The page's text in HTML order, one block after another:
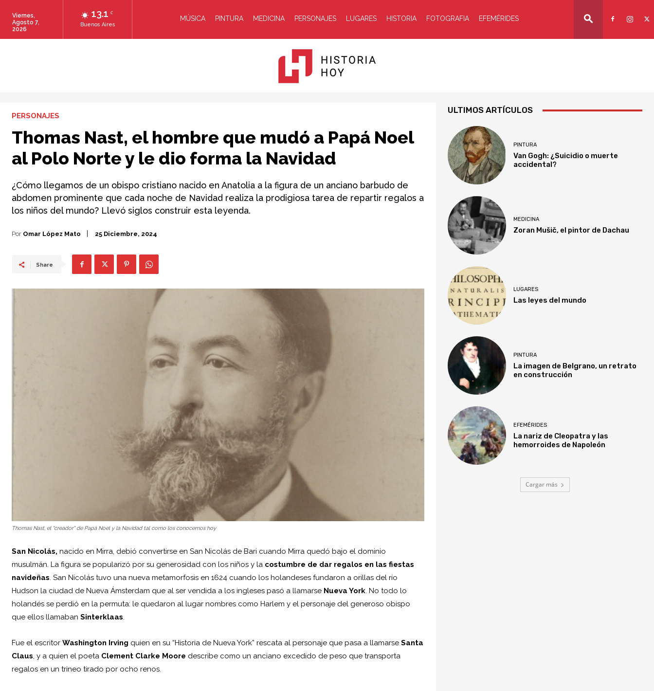
13.1 C
Buenos Aires
Viernes,
Agosto 7,
2026
MÚSICA PINTURA MEDICINA PERSONAJES LUGARES HISTORIA FOTOGRAFIA EFEMÉRIDES
Hoy
PERSONAJES
Thomas Nast, el hombre que mudó a Papá Noel
al Polo Norte y le dio forma la Navidad
¿Cómo llegamos de un obispo cristiano nacido en Anatolia a la figura de un anciano barbudo de
abdomen prominente que cada noche de Navidad realiza la prodigiosa tarea de repartir regalos a
los niños del mundo? Llevó siglos construir esta leyenda.
Por Omar López Mato 25 Diciembre, 2024
Share
Thomas Nast, el "creador" de Papá Noel y la Navidad tal como los conocemos hoy
San Nicolás, nacido en Mirra, debió convertirse en San Nicolás de Bari cuando Mirra quedó bajo el dominio
musulmán. La figura se popularizó por su generosidad con los niños y la costumbre de dar regalos en las fiestas
navideñas. San Nicolás tuvo una nueva metamorfosis en 1624 cuando los holandeses fundaron a orillas del río
Hudson la ciudad de Nueva Ámsterdam que al ser vendida a los ingleses pasó a llamarse Nueva York. No todo lo
holandés se perdió en la permuta: le quedaron al lugar nombres como Harlem y el personaje del generoso obispo
que ellos llamaban Sinterklaas.
Fue el escritor Washington Irving quien en su “Historia de Nueva York” rescata al personaje que pasa a llamarse Santa
Claus, y a quien el poeta Clement Clarke Moore describe como un anciano excedido de peso que transporta
regalos en un trineo tirado por ocho renos.
ULTIMOS ARTÍCULOS
PINTURA
Van Gogh: ¿Suicidio o muerte
accidental?
MEDICINA
Zoran Mušič, el pintor de Dachau
LUGARES
Las leyes del mundo
PINTURA
La imagen de Belgrano, un retrato
en construcción
EFEMÉRIDES
La nariz de Cleopatra y las
hemorroides de Napoleón
Cargar más